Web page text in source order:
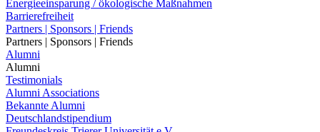
Energieeinsparung / ökologische Maßnahmen
Barrierefreiheit
Partners | Sponsors | Friends
Partners | Sponsors | Friends
Alumni
Alumni
Testimonials
Alumni Associations
Bekannte Alumni
Deutschlandstipendium